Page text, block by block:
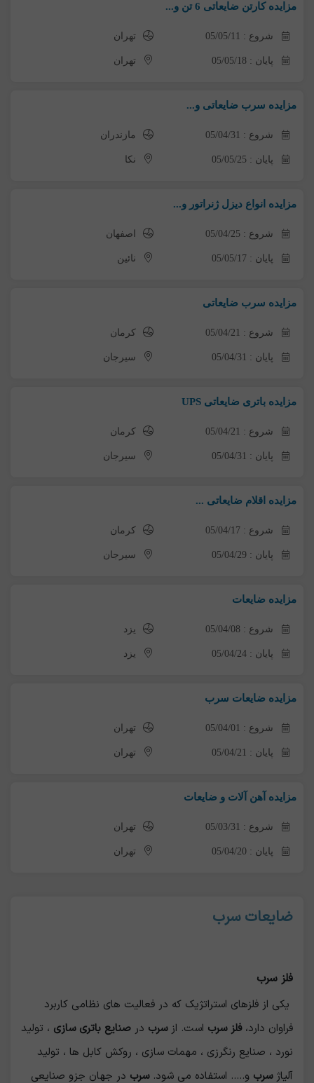
مزایده کارتن ضایعاتی 6 تن و...
شروع : 05/05/11 تهران
پایان : 05/05/18 تهران
مزایده سرب ضایعاتی و...
شروع : 05/04/31 مازندران
پایان : 05/05/25 نکا
مزایده انواع دیزل ژنراتور و...
شروع : 05/04/25 اصفهان
پایان : 05/05/17 نائین
مزایده سرب ضایعاتی
شروع : 05/04/21 کرمان
پایان : 05/04/31 سیرجان
مزایده باتری ضایعاتی UPS
شروع : 05/04/21 کرمان
پایان : 05/04/31 سیرجان
مزایده اقلام ضایعاتی ...
شروع : 05/04/17 کرمان
پایان : 05/04/29 سیرجان
مزایده ضایعات
شروع : 05/04/08 یزد
پایان : 05/04/24 یزد
مزایده ضایعات سرب
شروع : 05/04/01 تهران
پایان : 05/04/21 تهران
مزایده آهن آلات و ضایعات
شروع : 05/03/31 تهران
پایان : 05/04/20 تهران
ضایعات سرب
فلز سرب
یکی از فلزهای استراتژیک که در فعالیت های نظامی کاربرد
فراوان دارد،فلز سرب است. ازسرب در صنایع باتری سازی ، تولید
نورد ، صنایع رنگرزی ، مهمات سازی ، روکش کابل ها ، تولید
آلیاژسرب و..... استفاده می شود.سرب در جهان جزو صنایعی